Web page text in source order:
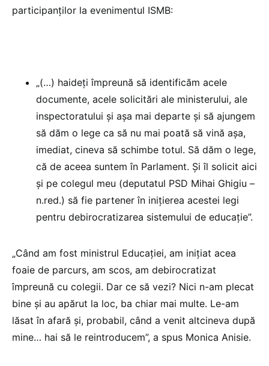
participanților la evenimentul ISMB:
„(…) haideți împreună să identificăm acele
documente, acele solicitări ale ministerului, ale
inspectoratului și așa mai departe și să ajungem
să dăm o lege ca să nu mai poată să vină așa,
imediat, cineva să schimbe totul. Să dăm o lege,
că de aceea suntem în Parlament. Și îl solicit aici
și pe colegul meu (deputatul PSD Mihai Ghigiu –
n.red.) să fie partener în inițierea acestei legi
pentru debirocratizarea sistemului de educație”.
„Când am fost ministrul Educației, am inițiat acea
foaie de parcurs, am scos, am debirocratizat
împreună cu colegii. Dar ce să vezi? Nici n-am plecat
bine și au apărut la loc, ba chiar mai multe. Le-am
lăsat în afară și, probabil, când a venit altcineva după
mine… hai să le reintroducem”, a spus Monica Anisie.